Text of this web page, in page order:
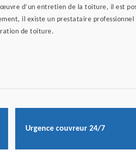
d’un entretien de la toiture, il est
il existe un prestataire
de toiture.
Urgence couvreur 24/7